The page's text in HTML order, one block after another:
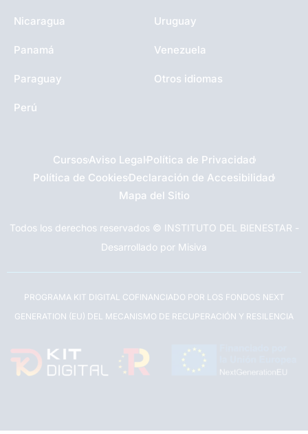
Nicaragua
Panamá
Paraguay
Perú
Uruguay
Venezuela
Otros idiomas
CursosAviso LegalPolítica de Privacidad
Política de CookiesDeclaración de Accesibilidad
Mapa del Sitio
Todos los derechos reservados © INSTITUTO DEL BIENESTAR -
Desarrollado por Misiva
PROGRAMA KIT DIGITAL COFINANCIADO POR LOS FONDOS NEXT
GENERATION (EU) DEL MECANISMO DE RECUPERACIÓN Y RESILENCIA